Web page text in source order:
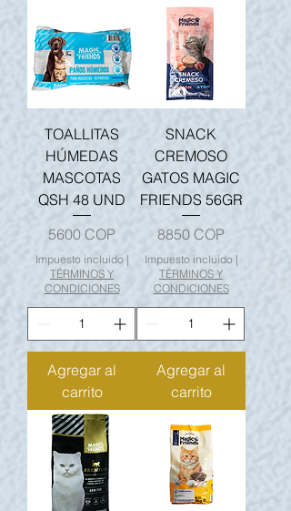
TOALLITAS
HÚMEDAS
MASCOTAS
QSH 48 UND
Precio
5600 COP
Impuesto incluido|
TÉRMINOS Y
CONDICIONES
Agregar al
carrito
SNACK
CREMOSO
GATOS MAGIC
FRIENDS 56GR
Precio
8850 COP
Impuesto incluido|
TÉRMINOS Y
CONDICIONES
Agregar al
carrito